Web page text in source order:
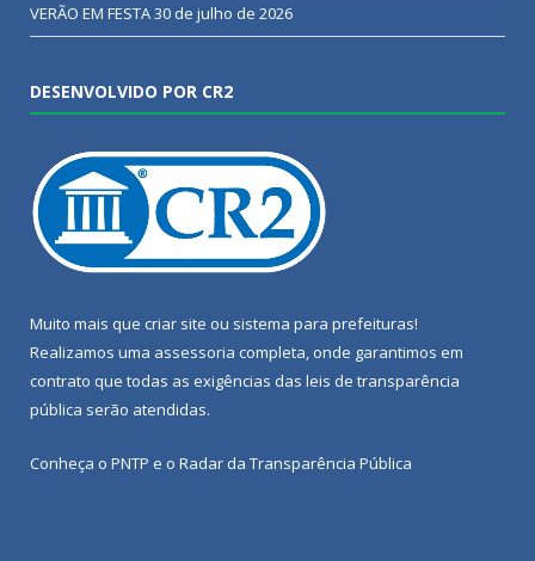
VERÃO EM FESTA30 de julho de 2026
DESENVOLVIDO POR CR2
Muito mais que criar site ou sistema para prefeituras!
Realizamos uma assessoria completa, onde garantimos em
contrato que todas as exigências das leis de transparência
pública serão atendidas.
Conheça o PNTP e o Radar da Transparência Pública